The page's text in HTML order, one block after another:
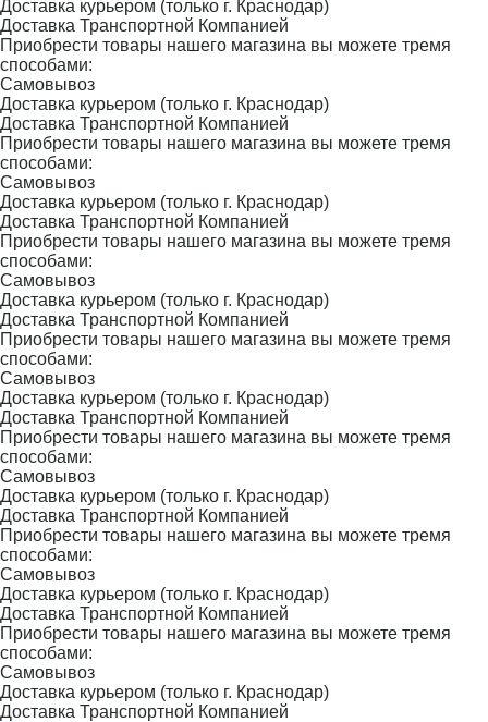
Доставка курьером (только г. Краснодар)
Доставка Транспортной Компанией
Приобрести товары нашего магазина вы можете тремя
способами:
Самовывоз
Доставка курьером (только г. Краснодар)
Доставка Транспортной Компанией
Приобрести товары нашего магазина вы можете тремя
способами:
Самовывоз
Доставка курьером (только г. Краснодар)
Доставка Транспортной Компанией
Приобрести товары нашего магазина вы можете тремя
способами:
Самовывоз
Доставка курьером (только г. Краснодар)
Доставка Транспортной Компанией
Приобрести товары нашего магазина вы можете тремя
способами:
Самовывоз
Доставка курьером (только г. Краснодар)
Доставка Транспортной Компанией
Приобрести товары нашего магазина вы можете тремя
способами:
Самовывоз
Доставка курьером (только г. Краснодар)
Доставка Транспортной Компанией
Приобрести товары нашего магазина вы можете тремя
способами:
Самовывоз
Доставка курьером (только г. Краснодар)
Доставка Транспортной Компанией
Приобрести товары нашего магазина вы можете тремя
способами:
Самовывоз
Доставка курьером (только г. Краснодар)
Доставка Транспортной Компанией